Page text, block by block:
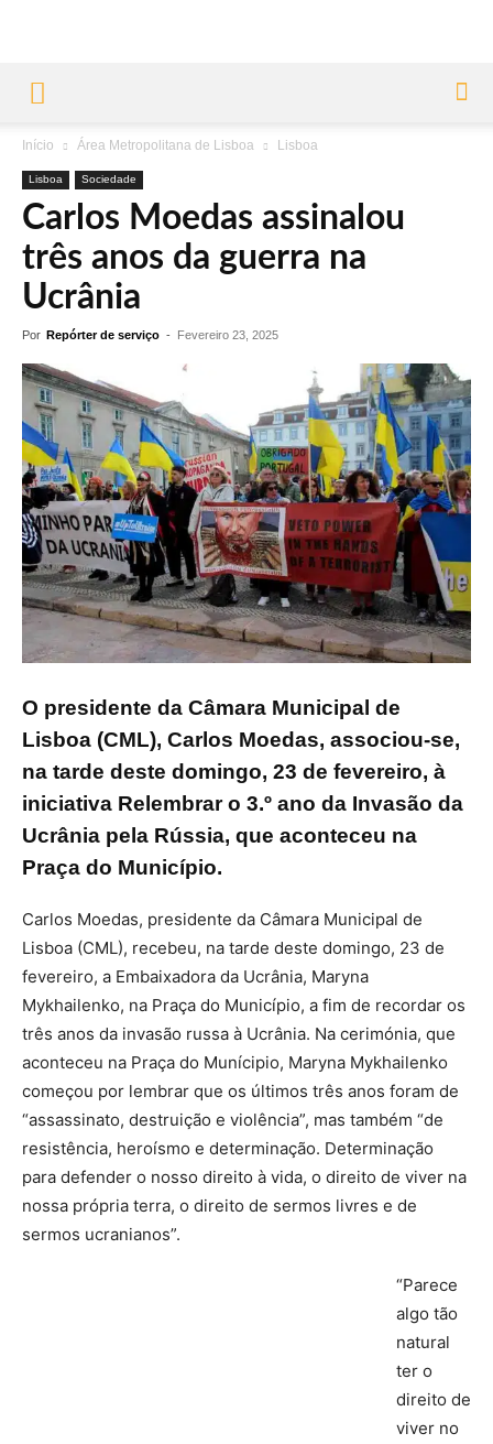
Início Área Metropolitana de Lisboa Lisboa
Lisboa Sociedade
Carlos Moedas assinalou
três anos da guerra na
Ucrânia
Por Repórter de serviço - Fevereiro 23, 2025
O presidente da Câmara Municipal de
Lisboa (CML), Carlos Moedas, associou-se,
na tarde deste domingo, 23 de fevereiro, à
iniciativa Relembrar o 3.º ano da Invasão da
Ucrânia pela Rússia, que aconteceu na
Praça do Município.
Carlos Moedas, presidente da Câmara Municipal de
Lisboa (CML), recebeu, na tarde deste domingo, 23 de
fevereiro, a Embaixadora da Ucrânia, Maryna
Mykhailenko, na Praça do Município, a fim de recordar os
três anos da invasão russa à Ucrânia. Na cerimónia, que
aconteceu na Praça do Munícipio, Maryna Mykhailenko
começou por lembrar que os últimos três anos foram de
“assassinato, destruição e violência”, mas também “de
resistência, heroísmo e determinação. Determinação
para defender o nosso direito à vida, o direito de viver na
nossa própria terra, o direito de sermos livres e de
sermos ucranianos”.
“Parece
algo tão
natural
ter o
direito de
viver no